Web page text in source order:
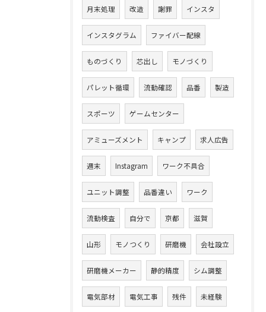
月末処理 改造 謝罪 インスタ
インスタグラム ファイバー配線
ものづくり 芯出し モノづくり
パレット循環 流動確認 品番 製造
スポーツ ゲームセンター
アミューズメント キャンプ 求人広告
週末 Instagram ワーク不具合
ユニット調整 品番違い ワーク
流動検査 自分で 京都 滋賀
山形 モノつくり 研磨機 会社設立
研磨機メーカー 静的精度 シム調整
電気部材 電気工事 残件 未経験